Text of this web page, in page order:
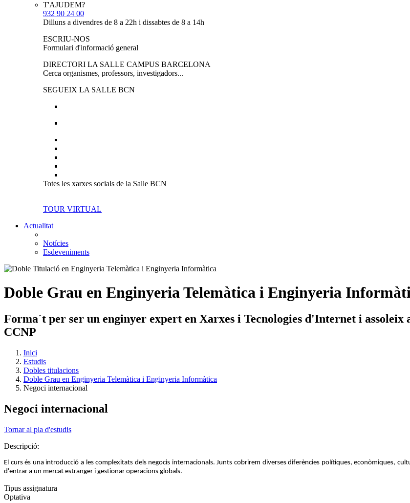
T'AJUDEM?
932 90 24 00
Dilluns a divendres de 8 a 22h i dissabtes de 8 a 14h
ESCRIU-NOS
Formulari d'informació general
DIRECTORI LA SALLE CAMPUS BARCELONA
Cerca organismes, professors, investigadors...
SEGUEIX LA SALLE BCN
Totes les xarxes socials de la Salle BCN
TOUR VIRTUAL
Actualitat
Notícies
Esdeveniments
Doble Grau en Enginyeria Telemàtica i Enginyeria
Forma´t per ser un enginyer expert en Xarxes i Tecnologies d'Internet i
CCNP
Inici
Estudis
Dobles titulacions
Doble Grau en Enginyeria Telemàtica i Enginyeria Informàtica
Negoci internacional
Negoci internacional
Tornar al pla d'estudis
Descripció:
El curs és una introducció a les complexitats dels negocis internacionals. Junts cobrirem diverses diferències polítiques, econòmiques,
d'entrar a un mercat estranger i gestionar operacions globals.
Tipus assignatura
Optativa